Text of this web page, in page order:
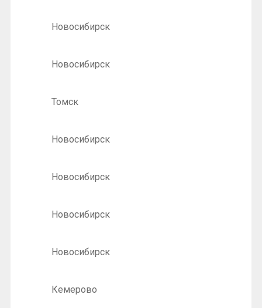
Новосибирск
Новосибирск
Томск
Новосибирск
Новосибирск
Новосибирск
Новосибирск
Кемерово